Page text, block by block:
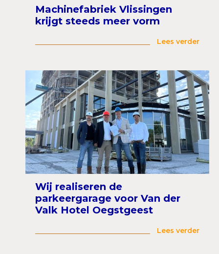
Machinefabriek Vlissingen
krijgt steeds meer vorm
Lees verder
Wij realiseren de
parkeergarage voor Van der
Valk Hotel Oegstgeest
Lees verder